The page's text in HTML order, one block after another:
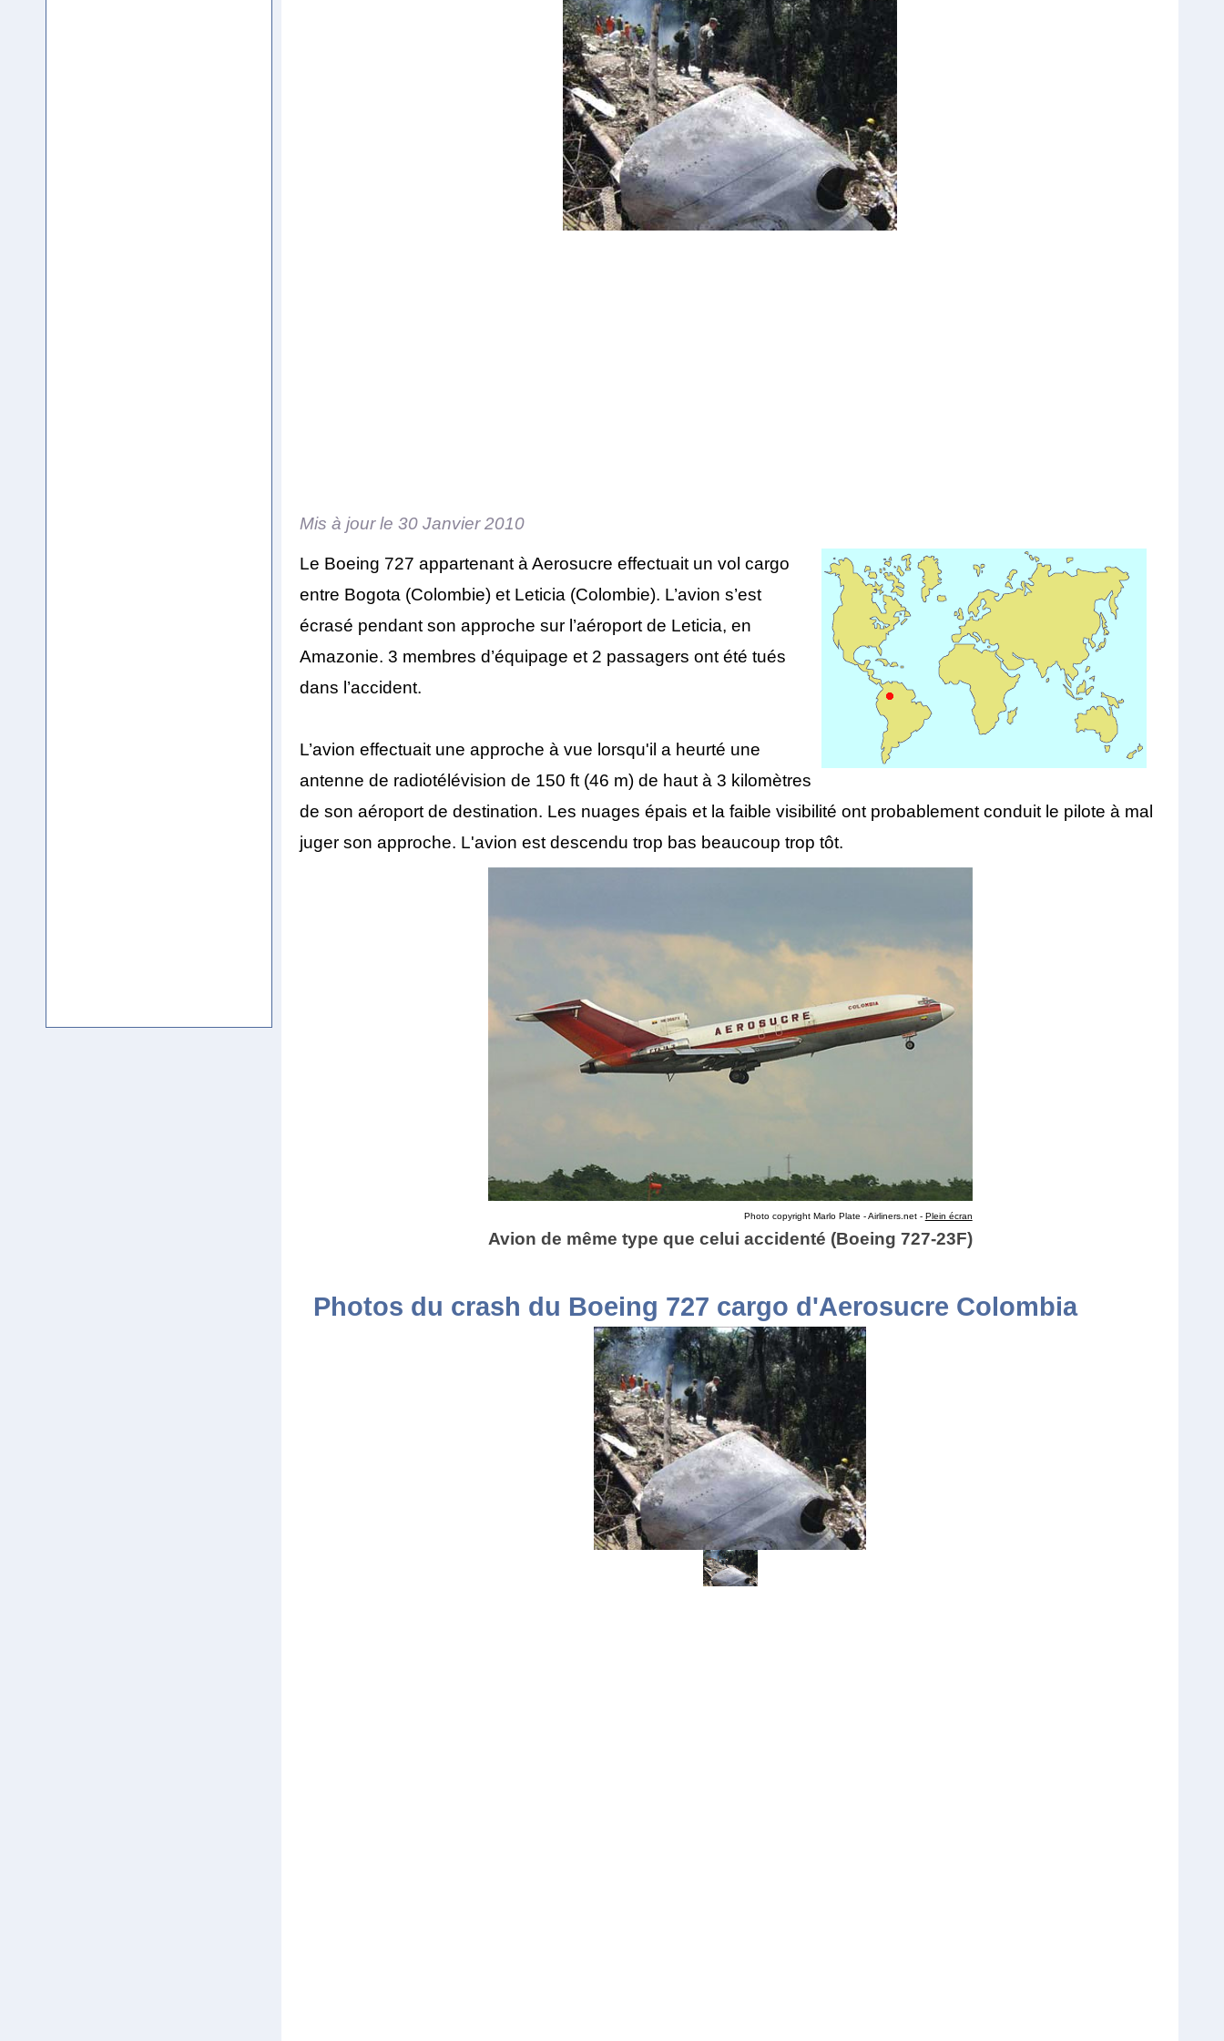
Mis à jour le30 Janvier 2010
Le Boeing 727 appartenant à Aerosucre effectuait un vol cargo
entre Bogota (Colombie) et Leticia (Colombie). L’avion s’est
écrasé pendant son approche sur l’aéroport de Leticia, en
Amazonie. 3 membres d’équipage et 2 passagers ont été tués
dans l’accident.
L’avion effectuait une approche à vue lorsqu'il a heurté une
antenne de radiotélévision de 150 ft (46 m) de haut à 3 kilomètres
de son aéroport de destination. Les nuages épais et la faible visibilité ont probablement conduit le pilote à mal
juger son approche. L'avion est descendu trop bas beaucoup trop tôt.
Photo copyright Marlo Plate - Airliners.net - Plein écran
Avion de même type que celui accidenté (Boeing 727-23F)
Photos du crash du Boeing 727 cargo d'Aerosucre Colombia